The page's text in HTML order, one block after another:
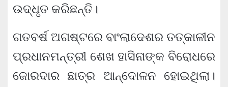
ଉଦ୍ଧୃତ କରିଛନ୍ତି।
ଗତବର୍ଷ ଅଗଷ୍ଟରେ ବାଂଲାଦେଶର ତତ୍କାଳୀନ
ପ୍ରଧାନମନ୍ତ୍ରୀ ଶେଖ ହାସିନାଙ୍କ ବିରୋଧରେ
ଜୋରଦାର ଛାତ୍ର ଆନ୍ଦୋଳନ ହୋଇଥିଲା।